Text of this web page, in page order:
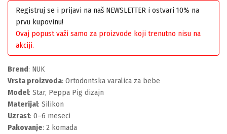
Registruj se i prijavi na naš NEWSLETTER i ostvari 10% na
prvu kupovinu!
Ovaj popust važi samo za proizvode koji trenutno nisu na
akciji.
Brend: NUK
Vrsta proizvoda: Ortodontska varalica za bebe
Model: Star, Peppa Pig dizajn
Materijal: Silikon
Uzrast: 0–6 meseci
Pakovanje: 2 komada